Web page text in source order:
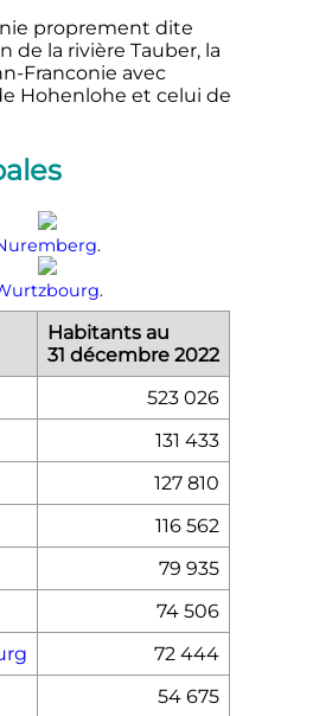
proprement dite
de la rivière Tauber, la
Franconie avec
Hohenlohe et celui de
.
.
Habitants au
31 décembre 2022
523 026
131 433
127 810
116 562
79 935
74 506
72 444
54 675